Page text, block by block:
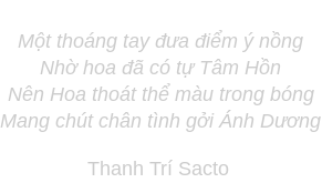
Một thoáng tay đưa điểm ý nồng
Nhờ hoa đã có tự Tâm Hồn
Nên Hoa thoát thể màu trong bóng
Mang chút chân tình gởi Ánh Dương
Thanh Trí Sacto